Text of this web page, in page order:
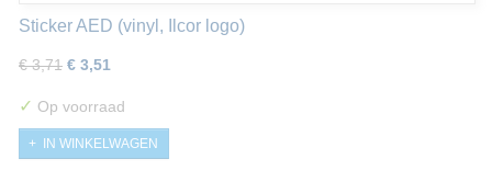
Sticker AED (vinyl, Ilcor logo)
€ 3,71 € 3,51
✓ Op voorraad
IN WINKELWAGEN